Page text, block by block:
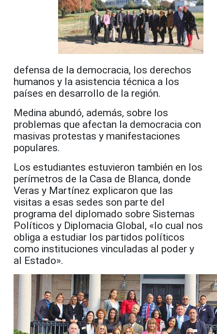
defensa de la democracia, los derechos
humanos y la asistencia técnica a los
países en desarrollo de la región.
Medina abundó, además, sobre los
problemas que afectan la democracia con
masivas protestas y manifestaciones
populares.
Los estudiantes estuvieron también en los
perímetros de la Casa de Blanca, donde
Veras y Martínez explicaron que las
visitas a esas sedes son parte del
programa del diplomado sobre Sistemas
Políticos y Diplomacia Global, «lo cual nos
obliga a estudiar los partidos políticos
como instituciones vinculadas al poder y
al Estado».